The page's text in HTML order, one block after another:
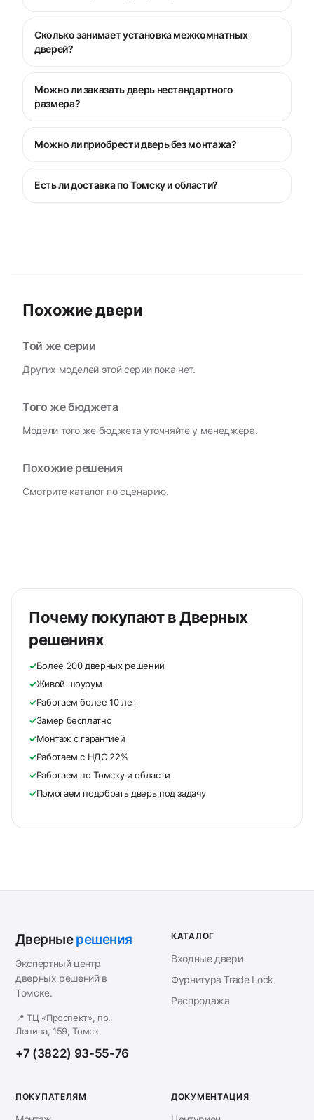
Сколько занимает установка межкомнатных
дверей?
Можно ли заказать дверь нестандартного
размера?
Можно ли приобрести дверь без монтажа?
Есть ли доставка по Томску и области?
Похожие двери
Той же серии
Других моделей этой серии пока нет.
Того же бюджета
Модели того же бюджета уточняйте у менеджера.
Похожие решения
Смотрите каталог по сценарию.
Почему покупают в Дверных
решениях
✓Более 200 дверных решений
✓Живой шоурум
✓Работаем более 10 лет
✓Замер бесплатно
✓Монтаж с гарантией
✓Работаем с НДС 22%
✓Работаем по Томску и области
✓Помогаем подобрать дверь под задачу
Дверныерешения
Экспертный центр
дверных решений в
Томске.
📍 ТЦ «Проспект», пр.
Ленина, 159, Томск
+7 (3822) 93-55-76
КАТАЛОГ
Входные двери
Фурнитура Trade Lock
Распродажа
ПОКУПАТЕЛЯМ ДОКУМЕНТАЦИЯ